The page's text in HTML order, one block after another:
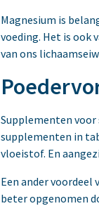
Magnesium is
voeding. Het is ook
van ons
Supplementen voor
supplementen in
vloeistof. En
Een ander voordeel
beter opgenomen